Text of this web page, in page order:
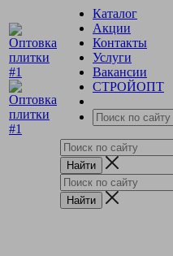
Каталог
Акции
Контакты
Услуги
Вакансии
СТРОЙОПТ